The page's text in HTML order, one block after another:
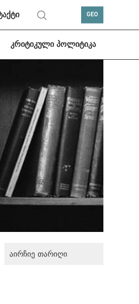
GEO
კრიტიკული პოლიტიკა